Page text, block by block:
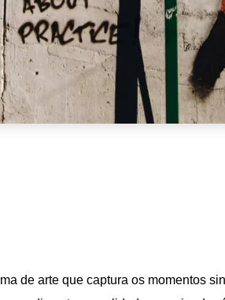
de arte que captura os momentos